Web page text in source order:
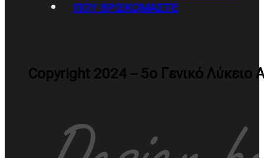
ΠΟΥ ΒΡΙΣΚΌΜΑΣΤΕ
Copyright 2024 – 5ο Γενικό Λύκειο